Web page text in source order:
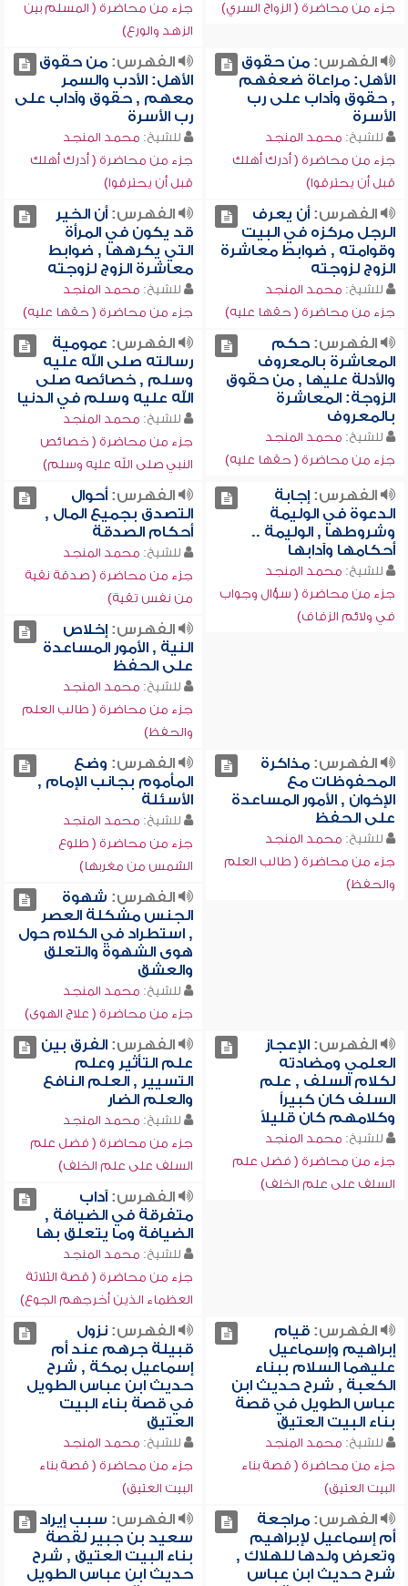
جزء من محاضرة ( الزواج السري)
جزء من محاضرة ( المسلم بين
الزهد والورع)
الفهرس:من حقوق
الأهل: مراعاة ضعفهم
, حقوق وآداب على رب
الأسرة
للشيخ: محمد المنجد
جزء من محاضرة ( أدرك أهلك
قبل أن يحترقوا)
الفهرس:من حقوق
الأهل: الأدب والسمر
معهم , حقوق وآداب على
رب الأسرة
للشيخ: محمد المنجد
جزء من محاضرة ( أدرك أهلك
قبل أن يحترقوا)
الفهرس:أن يعرف
الرجل مركزه في البيت
وقوامته , ضوابط معاشرة
الزوج لزوجته
للشيخ: محمد المنجد
جزء من محاضرة ( حقها عليه)
الفهرس:أن الخير
قد يكون في المرأة
التي يكرهها , ضوابط
معاشرة الزوج لزوجته
للشيخ: محمد المنجد
جزء من محاضرة ( حقها عليه)
الفهرس:حكم
المعاشرة بالمعروف
والأدلة عليها , من حقوق
الزوجة: المعاشرة
بالمعروف
للشيخ: محمد المنجد
جزء من محاضرة ( حقها عليه)
الفهرس: عمومية
رسالته صلى الله عليه
وسلم , خصائصه صلى
الله عليه وسلم في الدنيا
للشيخ: محمد المنجد
جزء من محاضرة ( خصائص
النبي صلى الله عليه وسلم)
الفهرس:إجابة
الدعوة في الوليمة
وشروطها , الوليمة ..
أحكامها وآدابها
للشيخ: محمد المنجد
جزء من محاضرة ( سؤال وجواب
في ولائم الزفاف)
الفهرس:أحوال
التصدق بجميع المال ,
أحكام الصدقة
للشيخ: محمد المنجد
جزء من محاضرة ( صدقة نقية
من نفس تقية)
الفهرس:إخلاص
النية , الأمور المساعدة
على الحفظ
للشيخ: محمد المنجد
جزء من محاضرة ( طالب العلم
والحفظ)
الفهرس:مذاكرة
المحفوظات مع
الإخوان , الأمور المساعدة
على الحفظ
للشيخ: محمد المنجد
جزء من محاضرة ( طالب العلم
والحفظ)
الفهرس: وضع
المأموم بجانب الإمام ,
الأسئلة
للشيخ: محمد المنجد
جزء من محاضرة ( طلوع
الشمس من مغربها)
الفهرس: شهوة
الجنس مشكلة العصر
, استطراد في الكلام حول
هوى الشهوة والتعلق
والعشق
للشيخ: محمد المنجد
جزء من محاضرة ( علاج الهوى)
الفهرس:الإعجاز
العلمي ومضادته
لكلام السلف , علم
السلف كان كبيراً
وكلامهم كان قليلاً
للشيخ: محمد المنجد
جزء من محاضرة ( فضل علم
السلف على علم الخلف)
الفهرس:الفرق بين
علم التأثير وعلم
التسيير , العلم النافع
والعلم الضار
للشيخ: محمد المنجد
جزء من محاضرة ( فضل علم
السلف على علم الخلف)
الفهرس:آداب
متفرقة في الضيافة ,
الضيافة وما يتعلق بها
للشيخ: محمد المنجد
جزء من محاضرة ( قصة الثلاثة
العظماء الذين أخرجهم الجوع)
الفهرس:قيام
إبراهيم وإسماعيل
عليهما السلام ببناء
الكعبة , شرح حديث ابن
عباس الطويل في قصة
بناء البيت العتيق
للشيخ: محمد المنجد
جزء من محاضرة ( قصة بناء
البيت العتيق)
الفهرس:نزول
قبيلة جرهم عند أم
إسماعيل بمكة , شرح
حديث ابن عباس الطويل
في قصة بناء البيت
العتيق
للشيخ: محمد المنجد
جزء من محاضرة ( قصة بناء
البيت العتيق)
الفهرس:مراجعة
أم إسماعيل لإبراهيم
وتعرض ولدها للهلاك ,
شرح حديث ابن عباس
الفهرس: سبب إيراد
سعيد بن جبير لقصة
بناء البيت العتيق , شرح
حديث ابن عباس الطويل